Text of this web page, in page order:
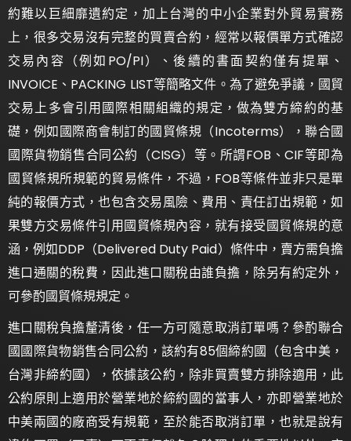
約難以巨細靡遺約定，加上台灣的中小企業對外貿易實務
上，很多交易沒有完整的買賣合約，經常以報價單方式確認
交易內容（例如PO/PI）、後續的書面契約僅有提單、
INVOICE、PACKING LIST等簡略文件。為了避免爭議，國貿
交易上多會引用國際相關組織的規定，做為雙方締約的基
礎，例如國際商會制訂的國貿條規（Incoterms），聯合國
國際貨物銷售合同公約（CISG）等。所謂FOB、CIF等即為
國貿條規所規範的貿易條件，不過，FOB等條件並非只是單
純的報價方式，也包含交易風險、費用、責任訂出規範，如
果雙方交易條件引用國貿條規內容，就有接受國貿條規的意
涵，例如DDP（Delivered Duty Paid）條件中，賣方需負擔
進口通關的稅費，因此進口關稅由誰負擔，除另有約定外，
可參酌國貿條規規定。
進口關稅負擔釐清後，任一方可隨意取消訂單嗎？參酌聯合
國國際貨物銷售合同公約，該約有85個締約國（包含中美，
台灣非締約國），依據該公約，除非買賣雙方排除適用，此
公約原則上適用於營業地於締約國的當事人，亦即營業地於
中美兩國的廠商受有規範，至於能否取消訂單，也就是說有